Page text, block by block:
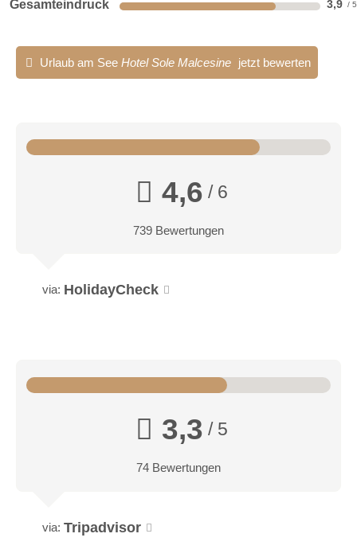
Gesamteindruck 3,9
Urlaub am See Hotel Sole Malcesine jetzt bewerten
4,6 / 6
739 Bewertungen
via: HolidayCheck
3,3 / 5
74 Bewertungen
via: Tripadvisor